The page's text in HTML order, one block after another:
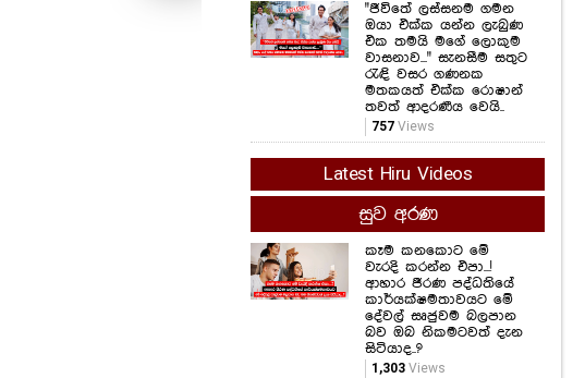
Model Ashiya
Christmas
Photoshoot
13,900Views
"ජීවිතේ ලස්සනම ගමන
ඔයා එක්ක යන්න ලැබුණ
එක තමයි මගේ ලොකුම
වාසනාව..." සැනසීම සතුට
රැඳි වසර ගණනක
මතකයත් එක්ක රොෂාන්
තවත් ආදරණීය වෙයි..
757 Views
Latest Hiru Videos
සුව අරණ
කෑම කනකොට මේ
වැරදි කරන්න එපා...!
ආහාර ජීරණ පද්ධතියේ
කාර්යක්ෂමතාවයට මේ
දේවල් සෘජුවම බලපාන
බව ඔබ නිකමටවත් දැන
සිටියාද..?
1,303 Views